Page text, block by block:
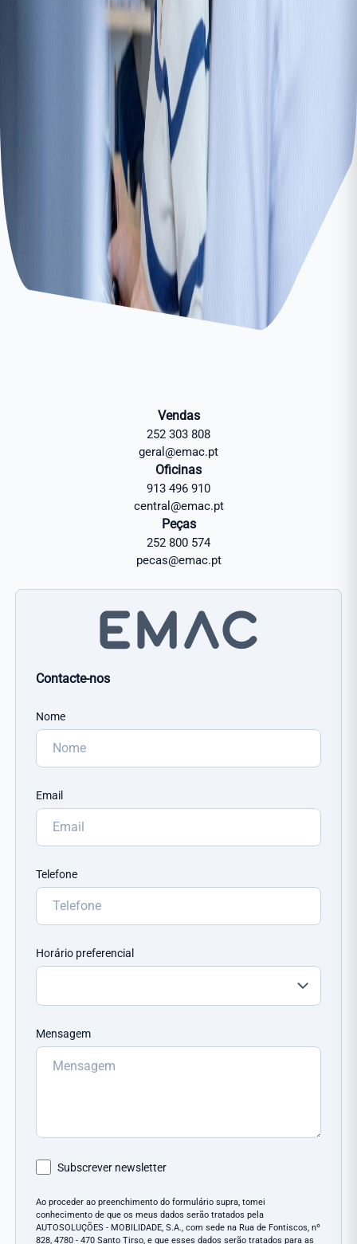
Vendas
252 303 808
geral@emac.pt
Oficinas
913 496 910
central@emac.pt
Peças
252 800 574
pecas@emac.pt
Contacte-nos
Nome
Email
Telefone
Horário preferencial
Mensagem
Subscrever newsletter
Ao proceder ao preenchimento do formulário supra, tomei
conhecimento de que os meus dados serão tratados pela
AUTOSOLUÇÕES - MOBILIDADE, S.A., com sede na Rua de Fontiscos, nº
828, 4780 - 470 Santo Tirso, e que esses dados serão tratados para as